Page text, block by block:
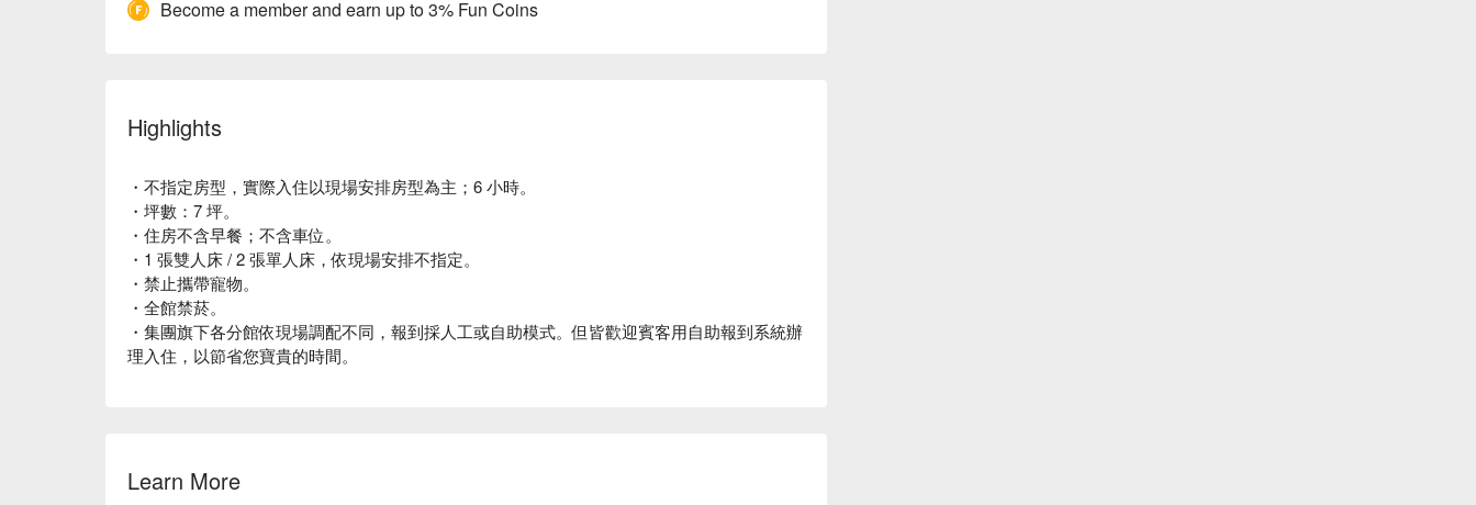
Become a member and earn up to 3% Fun Coins
Highlights
・不指定房型，實際入住以現場安排房型為主；6 小時。
・坪數：7 坪。
・住房不含早餐；不含車位。
・1 張雙人床 / 2 張單人床，依現場安排不指定。
・禁止攜帶寵物。
・全館禁菸。
・集團旗下各分館依現場調配不同，報到採人工或自助模式。但皆歡迎賓客用自助報到系統辦
理入住，以節省您寶貴的時間。
Learn More